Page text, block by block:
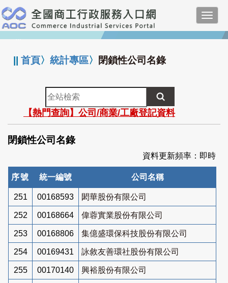
跳
到
主
要
:::
||首頁〉統計專區〉 閉鎖性公司名錄
全
站
檢
索
【熱門查詢】公司/商業/工廠登記資料
閉鎖性公司名錄
資料更新頻率：即時
序號 統一編號 公司名稱
251 00168593 閎華股份有限公司
252 00168664 偉蓉實業股份有限公司
253 00168806 集億盛環保科技股份有限公司
254 00169431 詠敘友善環社股份有限公司
255 00170140 興裕股份有限公司